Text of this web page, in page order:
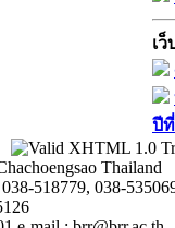
เว็
ปี
Thailand
518779, 038-